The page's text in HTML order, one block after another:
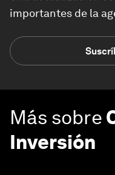
importantes de la
Más sobre
Inversión